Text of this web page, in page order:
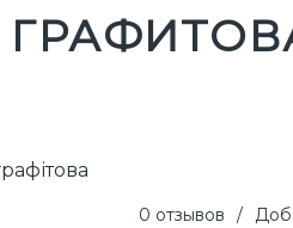
0 отзывов /